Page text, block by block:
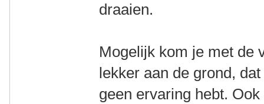
draaien.
Mogelijk kom je met de
lekker aan de grond,
geen ervaring hebt.